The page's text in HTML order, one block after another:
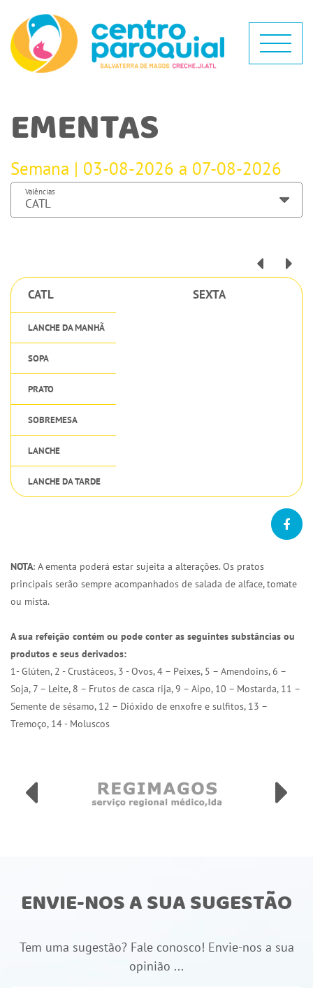
EMENTAS
Semana | 03-08-2026 a 07-08-2026
Valências
CATL SEXTA
LANCHE DA MANHÃ
SOPA
PRATO
SOBREMESA
LANCHE
LANCHE DA TARDE
NOTA: A ementa poderá estar sujeita a alterações. Os pratos
principais serão sempre acompanhados de salada de alface, tomate
ou mista.
A sua refeição contém ou pode conter as seguintes substâncias ou
produtos e seus derivados:
1- Glúten, 2 - Crustáceos, 3 - Ovos, 4 – Peixes, 5 – Amendoins, 6 –
Soja, 7 – Leite, 8 – Frutos de casca rija, 9 – Aipo, 10 – Mostarda, 11 –
Semente de sésamo, 12 – Dióxido de enxofre e sulfitos, 13 –
Tremoço, 14 - Moluscos
ENVIE-NOS A SUA SUGESTÃO
Tem uma sugestão? Fale conosco! Envie-nos a sua
opinião ...